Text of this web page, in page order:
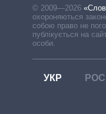
© 2009—2026
охороняються
собою право не
публікується на
особи.
УКР РОС